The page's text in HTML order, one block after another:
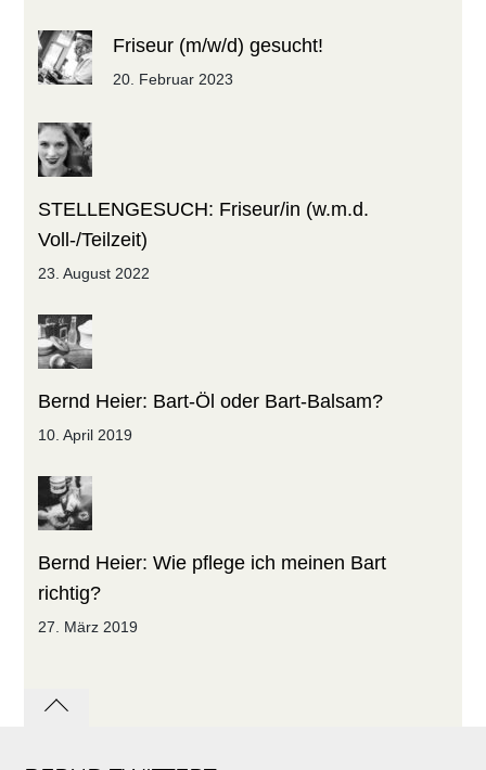
Friseur (m/w/d) gesucht!
20. Februar 2023
STELLENGESUCH: Friseur/in (w.m.d.
Voll-/Teilzeit)
23. August 2022
Bernd Heier: Bart-Öl oder Bart-Balsam?
10. April 2019
Bernd Heier: Wie pflege ich meinen Bart
richtig?
27. März 2019
Back